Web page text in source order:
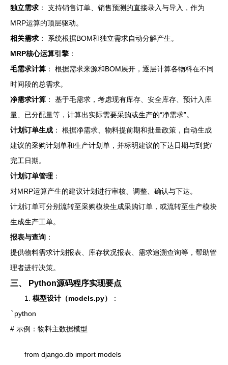
独立需求 ： 支持销售订单、销售预测的直接录入与导入，作为
MRP运算的顶层驱动。
相关需求 ： 系统根据BOM和独立需求自动分解产生。
MRP核心运算引擎 ：
毛需求计算 ： 根据需求来源和BOM展开，逐层计算各物料在不同
时间段的总需求。
净需求计算 ： 基于毛需求，考虑现有库存、安全库存、预计入库
量、已分配量等，计算出实际需要采购或生产的“净需求”。
计划订单生成 ： 根据净需求、物料提前期和批量政策，自动生成
建议的采购计划单和生产计划单，并标明建议的下达日期与到货/
完工日期。
计划订单管理 ：
对MRP运算产生的建议计划进行审核、调整、确认与下达。
计划订单可分别流转至采购模块生成采购订单，或流转至生产模块
生成生产工单。
报表与查询 ：
提供物料需求计划报表、库存状况报表、需求追溯查询等，帮助管
理者进行决策。
三、 Python源码程序实现要点
1. 模型设计（models.py）
：
` python
# 示例：物料主数据模型
from django.db import models